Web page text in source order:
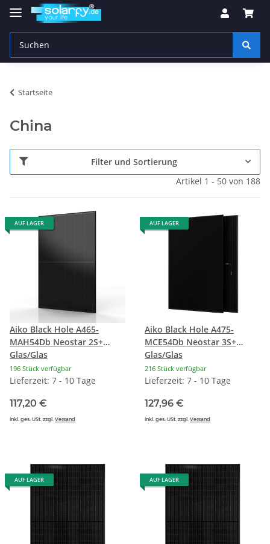
Startseite
China
Filter und Sortierung
Artikel 1 - 50 von 188
AUF LAGER
Aiko Black Hole A465-
MAH54Db Neostar 2S+
Glas/Glas
196 Stück verfügbar
Lieferzeit: 7 - 10 Tage
117,20 €
inkl. ges. USt. zzgl. Versand
AUF LAGER
Aiko Black Hole A475-
MCE54Db Neostar 3S+
Glas/Glas
216 Stück verfügbar
Lieferzeit: 7 - 10 Tage
127,96 €
inkl. ges. USt. zzgl. Versand
AUF LAGER AUF LAGER